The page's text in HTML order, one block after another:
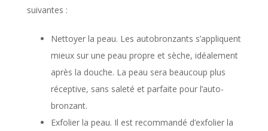
suivantes :
Nettoyer la peau. Les autobronzants s’appliquent
mieux sur une peau propre et sèche, idéalement
après la douche. La peau sera beaucoup plus
réceptive, sans saleté et parfaite pour l’auto-
bronzant.
Exfolier la peau. Il est recommandé d’exfolier la